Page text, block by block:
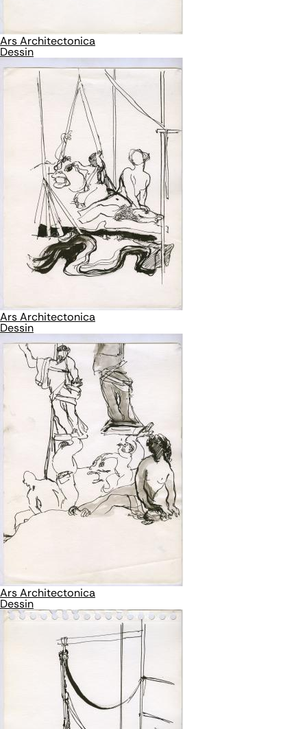
Ars Architectonica
Dessin
Ars Architectonica
Dessin
Ars Architectonica
Dessin